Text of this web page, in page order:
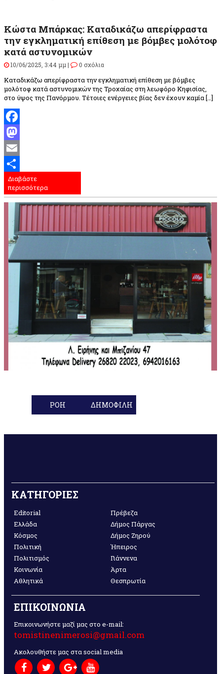
Κώστα Μπάρκας: Καταδικάζω απερίφραστα
την εγκληματική επίθεση με βόμβες μολότοφ
κατά αστυνομικών
10/06/2025, 3:44 μμ | 0 σχόλια
Καταδικάζω απερίφραστα την εγκληματική επίθεση με βόμβες
μολότοφ κατά αστυνομικών της Τροχαίας στη λεωφόρο Κηφισίας,
στο ύψος της Πανόρμου. Τέτοιες ενέργειες βίας δεν έχουν καμία […]
Facebook
Mastodon
Email
Μοιραστείτε
Διαβάστε
περισσότερα
ΡΟΗ ΔΗΜΟΦΙΛΗ
ΚΑΤΗΓΟΡΙΕΣ
Editorial
Ελλάδα
Κόσμος
Πολιτική
Πολιτισμός
Κοινωνία
Αθλητικά
Πρέβεζα
Δήμος Πάργας
Δήμος Ζηρού
Ήπειρος
Γιάννενα
Άρτα
Θεσπρωτία
ΕΠΙΚΟΙΝΩΝΙΑ
Επικοινωνήστε μαζί μας στο e-mail:
tomistinenimerosi@gmail.com
Ακολουθήστε μας στα social media